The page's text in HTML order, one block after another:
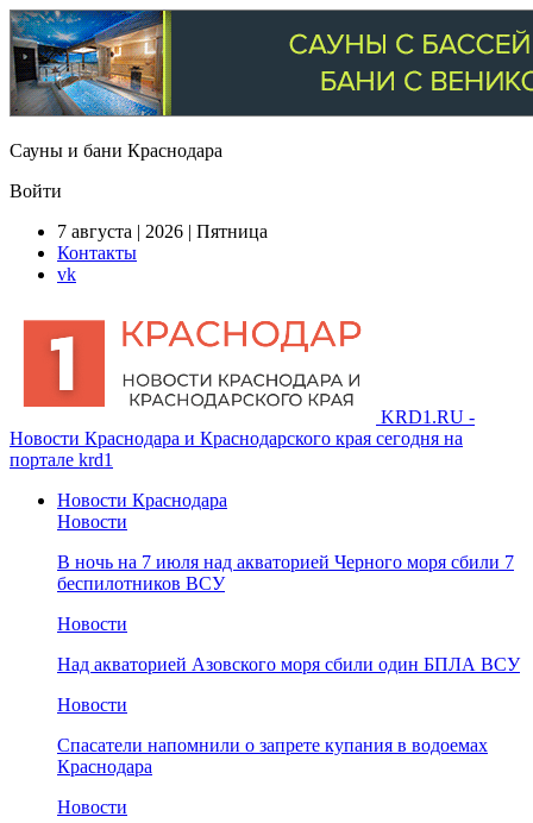
Сауны и бани Краснодара
Войти
7 августа | 2026 | Пятница
Контакты
vk
KRD1.RU -
Новости Краснодара и Краснодарского края сегодня на
портале krd1
Новости Краснодара
Новости
В ночь на 7 июля над акваторией Черного моря сбили 7
беспилотников ВСУ
Новости
Над акваторией Азовского моря сбили один БПЛА ВСУ
Новости
Спасатели напомнили о запрете купания в водоемах
Краснодара
Новости